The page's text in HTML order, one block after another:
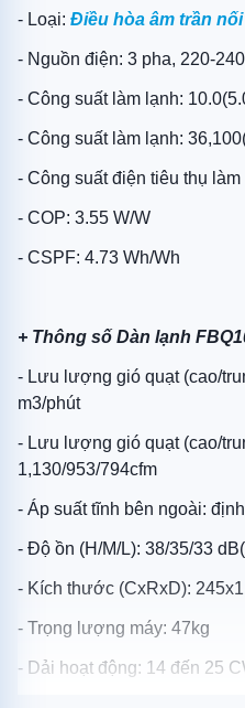
- Loại: Điều hòa âm trần
- Nguồn điện: 3 pha, 220-
- Công suất làm lạnh:
- Công suất làm lạnh:
- Công suất điện tiêu thụ
- COP: 3.55 W/W
- CSPF: 4.73 Wh/Wh
+ Thông số Dàn lạnh
- Lưu lượng gió quạt (cao/
m3/phút
- Lưu lượng gió quạt (cao/
1,130/953/794cfm
- Áp suất tĩnh bên ngoài:
- Độ ồn (H/M/L): 38/35/33
- Kích thước (CxRxD):
- Trọng lượng máy: 47kg
- Dải hoạt động: 14 đến 25